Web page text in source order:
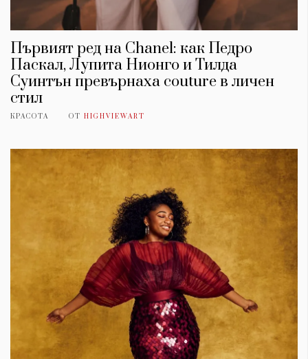
Първият ред на Chanel: как Педро
Паскал, Лупита Нионго и Тилда
Суинтън превърнаха couture в личен
стил
КРАСОТА ОТ HIGHVIEWART